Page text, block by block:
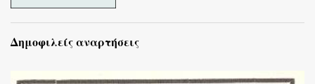
Δημοφιλείς αναρτήσεις